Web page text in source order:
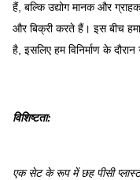
हैं, बल्कि उद्योग मानक और
और बिक्री करते हैं। इस बीच
है, इसलिए हम विनिर्माण के
विशिष्टता:
एक सेट के रूप में छह पीसी